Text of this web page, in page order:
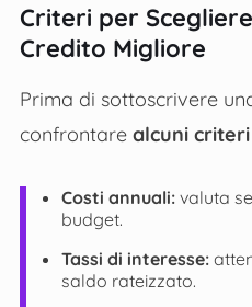
Criteri per
Credito Migliore
Prima di sottoscrivere
confrontare alcuni
Costi annuali:valuta
budget.
Tassi di interesse:
saldo rateizzato.